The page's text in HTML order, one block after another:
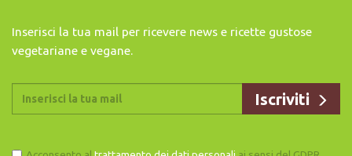
Inserisci la tua mail per ricevere news e ricette gustose
vegetariane e vegane.